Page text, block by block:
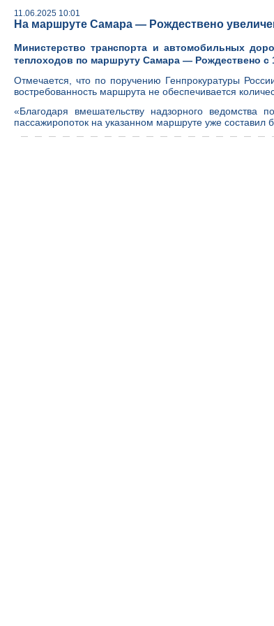
11.06.2025 10:01
На маршруте Самара — Рождествено
Министерство транспорта и автомобильных
теплоходов по маршруту Самара — Рождествено с
Отмечается, что по поручению Генпрокуратуры
востребованность маршрута не обеспечивается
«Благодаря вмешательству надзорного ведомства
пассажиропоток на указанном маршруте уже составил